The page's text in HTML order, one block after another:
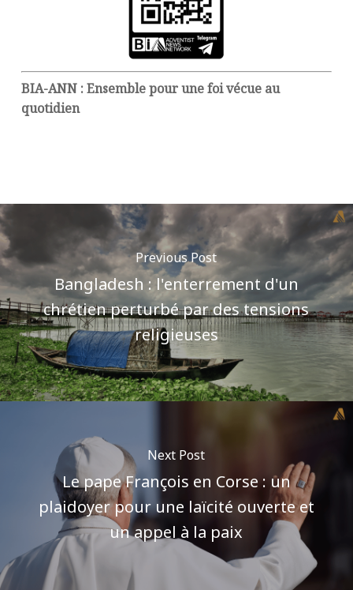
BIA-ANN : Ensemble pour une foi vécue au
quotidien
Previous Post
Bangladesh : l'enterrement d'un
chrétien perturbé par des tensions
religieuses
Next Post
Le pape François en Corse : un
plaidoyer pour une laïcité ouverte et
un appel à la paix